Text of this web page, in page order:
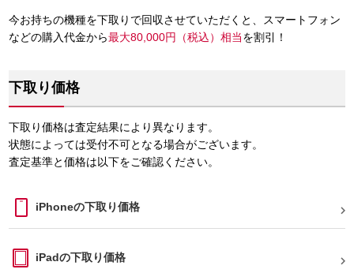
今お持ちの機種を下取りで回収させていただくと、スマートフォン
などの購入代金から最大80,000円（税込）相当を割引！
下取り価格
下取り価格は査定結果により異なります。
状態によっては受付不可となる場合がございます。
査定基準と価格は以下をご確認ください。
iPhoneの下取り価格 
iPadの下取り価格 